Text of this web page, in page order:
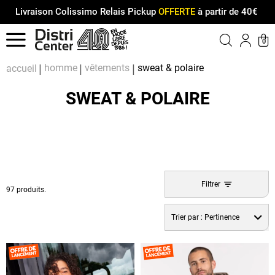
Livraison Colissimo Relais Pickup OFFERTEà partir de 40€
Menu
0
accueil homme vêtements sweat & polaire
SWEAT & POLAIRE
97 produits.
Filtrer
Trier par : Pertinence